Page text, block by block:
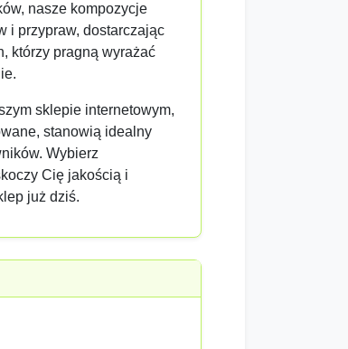
nasze kompozycje
i przypraw, dostarczając
którzy pragną wyrażać
sklepie internetowym,
stanowią idealny
Wybierz
Cię jakością i
już dziś.